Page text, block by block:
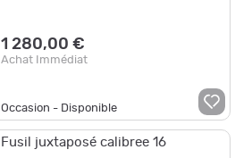
1 280,00 €
Achat Immédiat
Occasion - Disponible
Fusil juxtaposé calibree 16